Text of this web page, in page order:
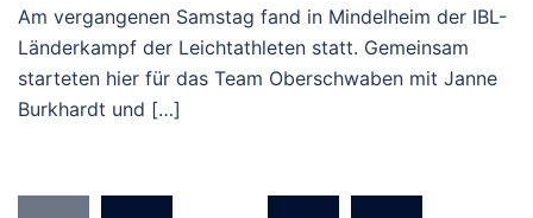
Am vergangenen Samstag fand in Mindelheim der IBL-
Länderkampf der Leichtathleten statt. Gemeinsam
starteten hier für das Team Oberschwaben mit Janne
Burkhardt und […]